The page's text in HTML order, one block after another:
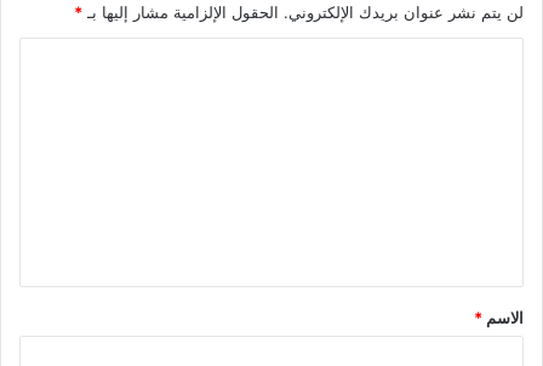
لن يتم نشر عنوان بريدك الإلكتروني. الحقول الإلزامية مشار إليها بـ *
*
الاسم *